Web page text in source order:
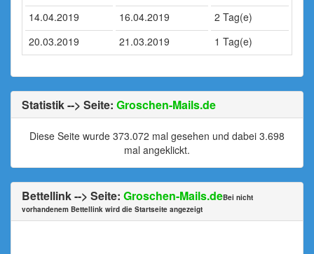
14.04.2019
16.04.2019
2 Tag(e)
20.03.2019
21.03.2019 1 Tag(e)
Statistik --> Seite: Groschen-Mails.de
Diese Seite wurde 373.072 mal gesehen und dabei 3.698
mal angeklickt.
Bettellink --> Seite: Groschen-Mails.deBei nicht
vorhandenem Bettellink wird die Startseite angezeigt